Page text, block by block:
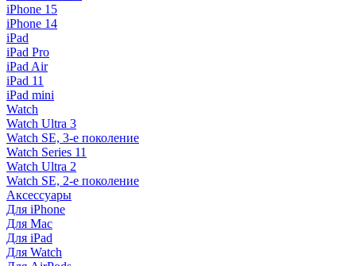
iPhone 15
iPhone 14
iPad
iPad Pro
iPad Air
iPad 11
iPad mini
Watch
Watch Ultra 3
Watch SE, 3-е поколение
Watch Series 11
Watch Ultra 2
Watch SE, 2-е поколение
Аксессуары
Для iPhone
Для Mac
Для iPad
Для Watch